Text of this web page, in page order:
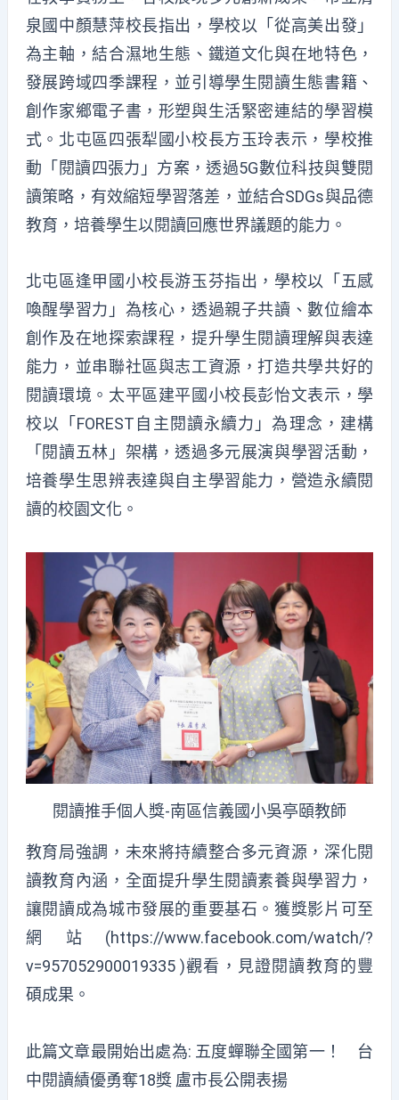
泉國中顏慧萍校長指出，學校以「從高美出發」
為主軸，結合濕地生態、鐵道文化與在地特色，
發展跨域四季課程，並引導學生閱讀生態書籍、
創作家鄉電子書，形塑與生活緊密連結的學習模
式。北屯區四張犁國小校長方玉玲表示，學校推
動「閱讀四張力」方案，透過5G數位科技與雙閱
讀策略，有效縮短學習落差，並結合SDGs與品德
教育，培養學生以閱讀回應世界議題的能力。
北屯區逢甲國小校長游玉芬指出，學校以「五感
喚醒學習力」為核心，透過親子共讀、數位繪本
創作及在地探索課程，提升學生閱讀理解與表達
能力，並串聯社區與志工資源，打造共學共好的
閱讀環境。太平區建平國小校長彭怡文表示，學
校以「FOREST自主閱讀永續力」為理念，建構
「閱讀五林」架構，透過多元展演與學習活動，
培養學生思辨表達與自主學習能力，營造永續閱
讀的校園文化。
閱讀推手個人獎-南區信義國小吳亭頤教師
教育局強調，未來將持續整合多元資源，深化閱
讀教育內涵，全面提升學生閱讀素養與學習力，
讓閱讀成為城市發展的重要基石。獲獎影片可至
網站(https://www.facebook.com/watch/?
v=957052900019335)觀看，見證閱讀教育的豐
碩成果。
此篇文章最開始出處為: 五度蟬聯全國第一！ 台
中閱讀績優勇奪18獎 盧市長公開表揚